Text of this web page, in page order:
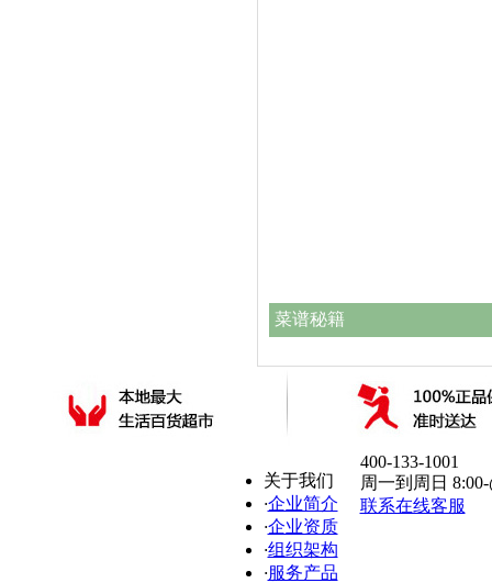
菜谱秘籍
关于我们
·企业简介
·企业资质
·组织架构
·服务产品
400-133-1001
周一到周日 8:00-
联系在线客服